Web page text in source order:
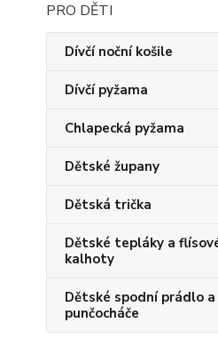
PRO DĚTI
Dívčí noční košile
Dívčí pyžama
Chlapecká pyžama
Dětské župany
Dětská trička
Dětské tepláky a
kalhoty
Dětské spodní prádlo a
punčocháče